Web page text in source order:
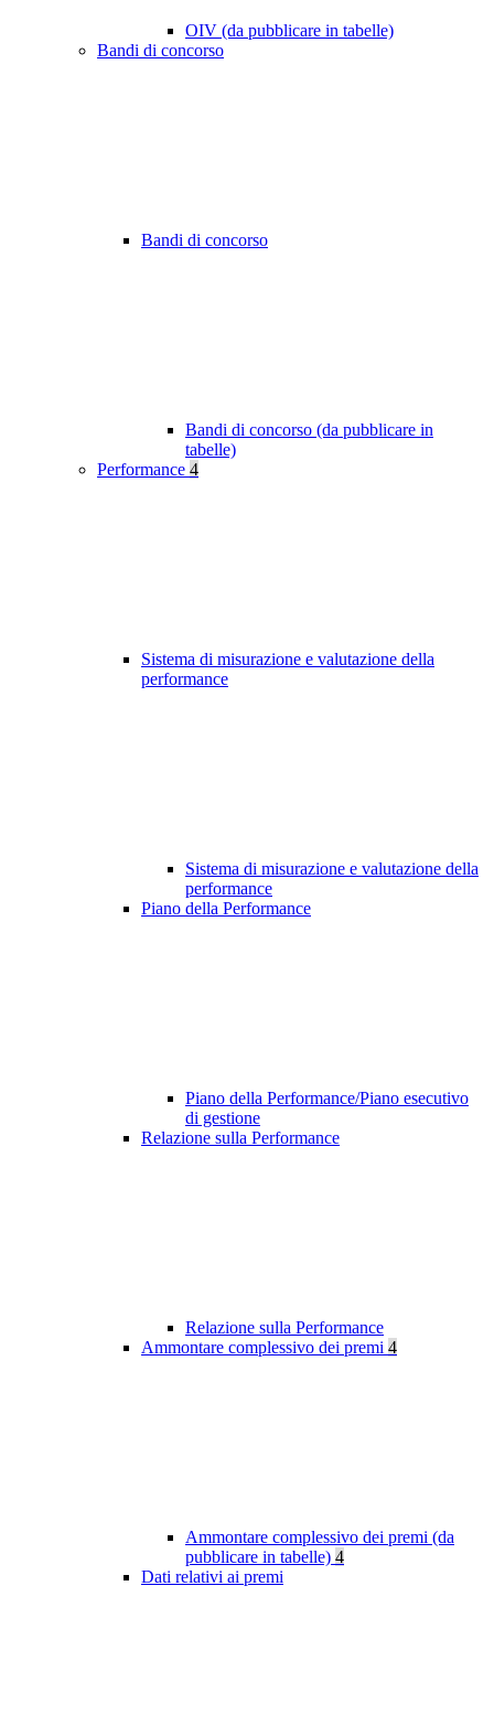
OIV (da pubblicare in tabelle)
Bandi di concorso
Bandi di concorso
Bandi di concorso (da pubblicare in
tabelle)
Performance 4
Sistema di misurazione e valutazione della
performance
Sistema di misurazione e valutazione della
performance
Piano della Performance
Piano della Performance/Piano esecutivo
di gestione
Relazione sulla Performance
Relazione sulla Performance
Ammontare complessivo dei premi 4
Ammontare complessivo dei premi (da
pubblicare in tabelle) 4
Dati relativi ai premi